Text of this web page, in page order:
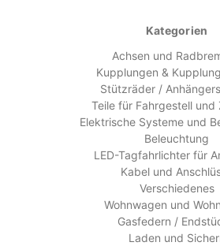
Kategorien
Achsen und
Kupplungen &
Stützräder /
Teile für Fahrgestell und
Elektrische Systeme und
Beleuchtung
LED-Tagfahrlichter für
Kabel und
Verschiedenes
Wohnwagen und
Gasfedern /
Laden und